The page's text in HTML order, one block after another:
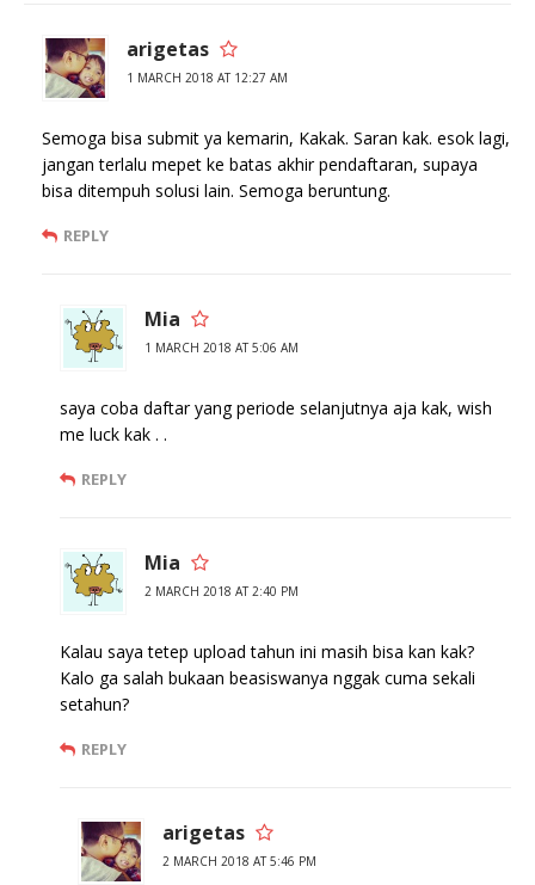
arigetas
1 MARCH 2018 AT 12:27 AM
Semoga bisa submit ya kemarin, Kakak. Saran kak. esok lagi,
jangan terlalu mepet ke batas akhir pendaftaran, supaya
bisa ditempuh solusi lain. Semoga beruntung.
REPLY
Mia
1 MARCH 2018 AT 5:06 AM
saya coba daftar yang periode selanjutnya aja kak, wish
me luck kak . .
REPLY
Mia
2 MARCH 2018 AT 2:40 PM
Kalau saya tetep upload tahun ini masih bisa kan kak?
Kalo ga salah bukaan beasiswanya nggak cuma sekali
setahun?
REPLY
arigetas
2 MARCH 2018 AT 5:46 PM